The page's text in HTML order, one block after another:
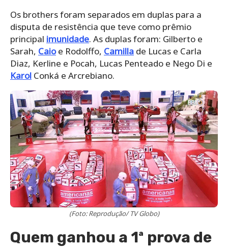
Os brothers foram separados em duplas para a
disputa de resistência que teve como prêmio
principal imunidade. As duplas foram: Gilberto e
Sarah, Caioe Rodolffo, Camilla de Lucas e Carla
Diaz, Kerline e Pocah, Lucas Penteado e Nego Di e
Karol Conká e Arcrebiano.
(Foto: Reprodução/ TV Globo)
Quem ganhou a 1ª prova de